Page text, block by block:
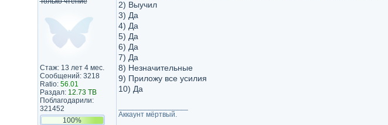
Стаж: 13 лет 4 мес.
Сообщений: 3218
Ratio: 56.01
Раздал: 12.73 TB
Поблагодарили:
321452
100%
2) Выучил
3) Да
4) Да
5) Да
6) Да
7) Да
8) Незначительные
9) Приложу все усилия
10) Да
Аккаунт мёртвый.